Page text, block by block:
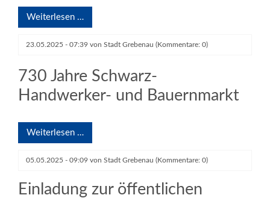
Weiterlesen …
23.05.2025 - 07:39 von Stadt Grebenau (Kommentare: 0)
730 Jahre Schwarz-
Handwerker- und Bauernmarkt
Weiterlesen …
05.05.2025 - 09:09 von Stadt Grebenau (Kommentare: 0)
Einladung zur öffentlichen